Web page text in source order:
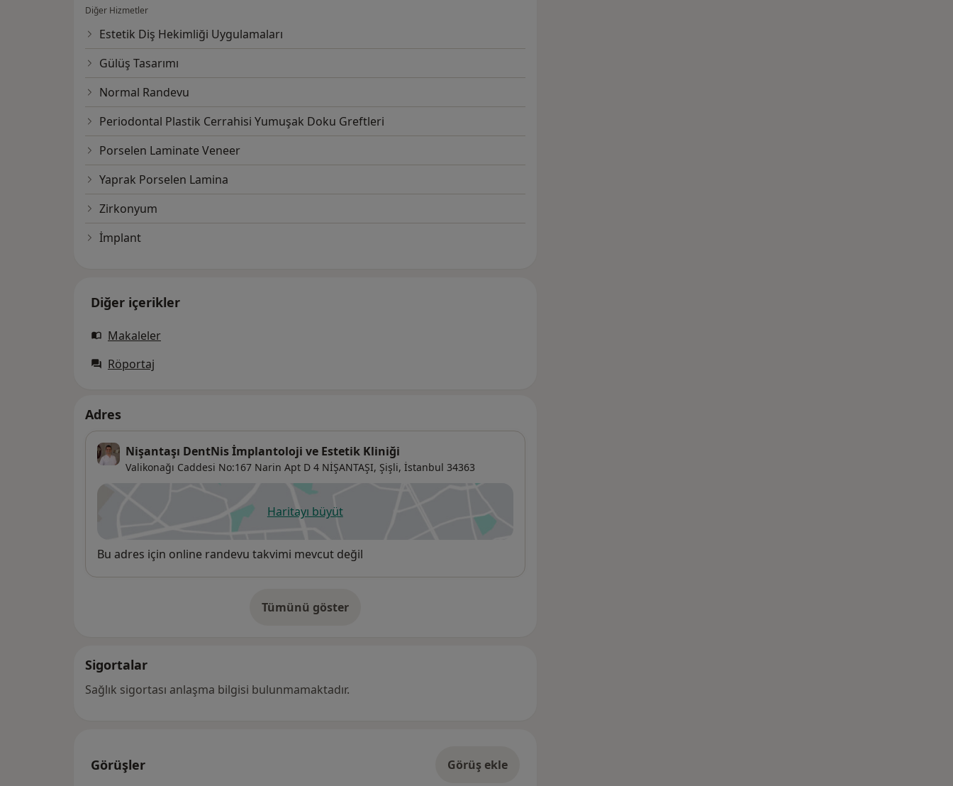
Diğer Hizmetler
Estetik Diş Hekimliği Uygulamaları
Gülüş Tasarımı
Normal Randevu
Periodontal Plastik Cerrahisi Yumuşak Doku Greftleri
Porselen Laminate Veneer
Yaprak Porselen Lamina
Zirkonyum
İmplant
Diğer içerikler
Makaleler
Röportaj
Adres
Nişantaşı DentNis İmplantoloji ve Estetik Kliniği
Valikonağı Caddesi No:167 Narin Apt D 4 NİŞANTAŞI, Şişli, İstanbul 34363
Haritayı büyüt
yeni bir sekmede açılır
Uygunluk
Bu adres için online randevu takvimi mevcut değil
Tümünü göster
adres hakkında
Sigortalar
Sağlık sigortası anlaşma bilgisi bulunmamaktadır.
Görüşler Görüş ekle